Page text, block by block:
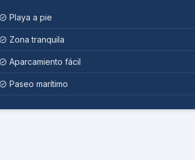
Playa a pie
Zona tranquila
Aparcamiento fácil
Paseo marítimo